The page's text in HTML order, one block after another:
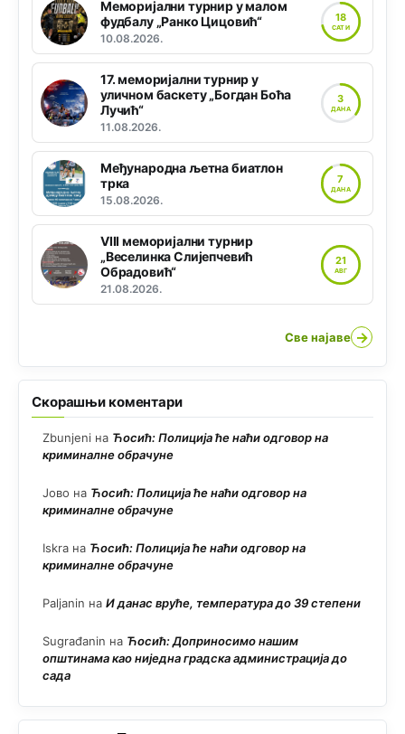
Меморијални турнир у малом
фудбалу „Ранко Цицовић“
10.08.2026.
18
САТИ
17. меморијални турнир у
уличном баскету „Богдан Боћа
Лучић“
11.08.2026.
3
ДАНА
Међународна љетна биатлон
трка
15.08.2026.
7
ДАНА
VIII меморијални турнир
„Веселинка Слијепчевић
Обрадовић“
21.08.2026.
21
АВГ
Све најаве →
Скорашњи коментари
Zbunjeni на Ћосић: Полиција ће наћи одговор на
криминалне обрачуне
Јово на Ћосић: Полиција ће наћи одговор на
криминалне обрачуне
Iskra на Ћосић: Полиција ће наћи одговор на
криминалне обрачуне
Paljanin на И данас вруће, температура до 39 степени
Sugrađanin на Ћосић: Доприносимо нашим
општинама као ниједна градска администрација до
сада